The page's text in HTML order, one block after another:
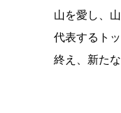
山を愛し、
代表するト
終え、新た